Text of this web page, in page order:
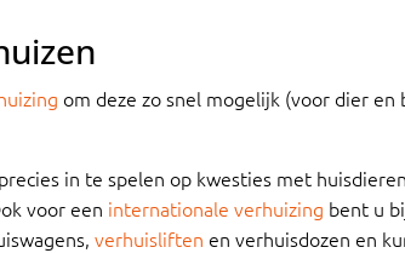
om deze zo snel mogelijk (voor dier
in te spelen op kwesties met
voor een internationale verhuizing bent u
verhuisliften en verhuisdozen en